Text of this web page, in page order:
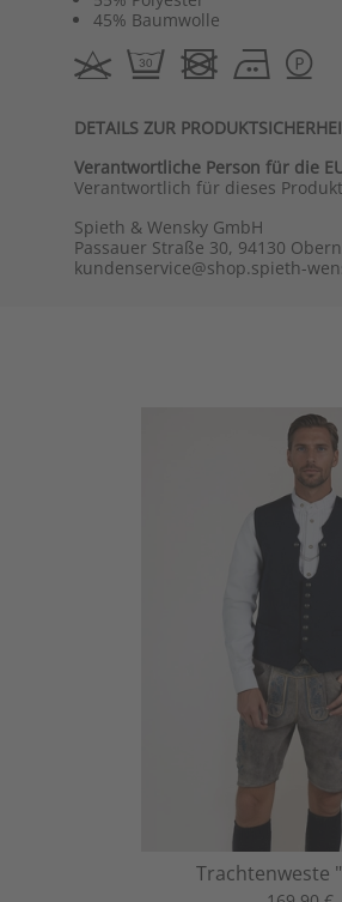
45% Baumwolle
DETAILS ZUR
Verantwortliche Person für die
Verantwortlich für dieses
Spieth & Wensky GmbH
Passauer Straße 30, 94130
kundenservice@shop.spieth-
Trachtenweste